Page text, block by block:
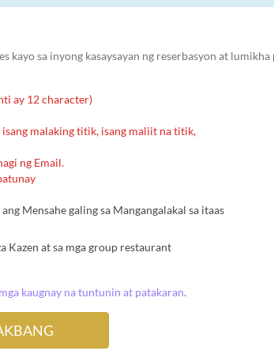
kayo sa inyong kasaysayan ng reserbasyon at
ay 12 character)
malaking titik, isang maliit na titik,
ng Email.
Mensahe galing sa Mangangalakal sa itaas
Kazen at sa mga group restaurant
mga kaugnay na tuntunin at patakaran.